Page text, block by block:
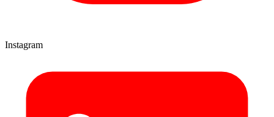
Instagram